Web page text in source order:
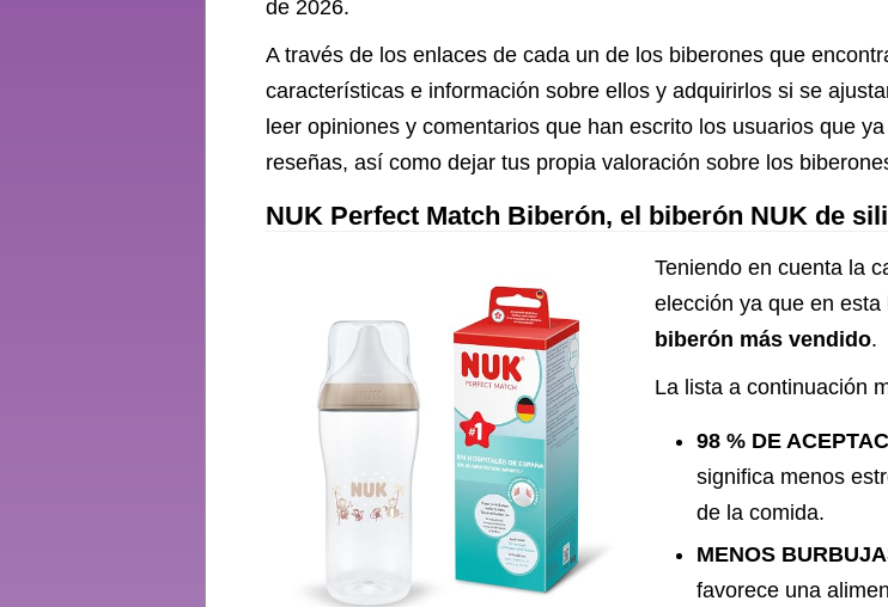
Ventilación anticólico
150 y 260 ml Tetinas
de silicona Arcoíris
de 2026.
A través de los enlaces de cada un de los biberones que
características e información sobre ellos y adquirirlos si se
leer opiniones y comentarios que han escrito los usuarios que
reseñas, así como dejar tus propia valoración sobre los
NUK Perfect Match Biberón, el biberón NUK de
Teniendo en cuenta la
elección ya que en
biberón más vendido.
La lista a continuación
98 % DE
significa menos
de la comida.
MENOS
favorece una